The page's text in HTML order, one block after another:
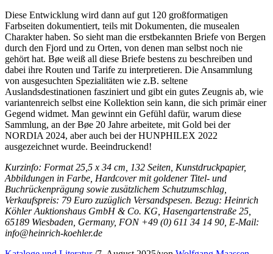
Diese Entwicklung wird dann auf gut 120 großformatigen
Farbseiten dokumentiert, teils mit Dokumenten, die musealen
Charakter haben. So sieht man die erstbekannten Briefe von Bergen
durch den Fjord und zu Orten, von denen man selbst noch nie
gehört hat. Bøe weiß all diese Briefe bestens zu beschreiben und
dabei ihre Routen und Tarife zu interpretieren. Die Ansammlung
von ausgesuchten Spezialitäten wie z.B. seltene
Auslandsdestinationen fasziniert und gibt ein gutes Zeugnis ab, wie
variantenreich selbst eine Kollektion sein kann, die sich primär einer
Gegend widmet. Man gewinnt ein Gefühl dafür, warum diese
Sammlung, an der Bøe 20 Jahre arbeitete, mit Gold bei der
NORDIA 2024, aber auch bei der HUNPHILEX 2022
ausgezeichnet wurde. Beeindruckend!
Kurzinfo: Format 25,5 x 34 cm, 132 Seiten, Kunstdruckpapier,
Abbildungen in Farbe, Hardcover mit goldener Titel- und
Buchrückenprägung sowie zusätzlichem Schutzumschlag,
Verkaufspreis: 79 Euro zuzüglich Versandspesen. Bezug: Heinrich
Köhler Auktionshaus GmbH & Co. KG, Hasengartenstraße 25,
65189 Wiesbaden, Germany, FON +49 (0) 611 34 14 90, E-Mail:
info@heinrich-koehler.de